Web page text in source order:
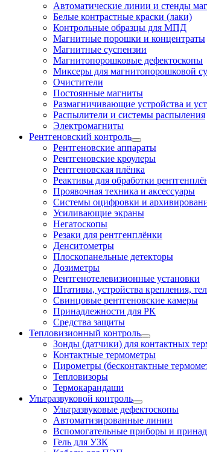
Автоматические линии и стенды
Белые контрастные краски (лаки)
Контрольные образцы для МПД
Магнитные порошки и концентраты
Магнитные суспензии
Магнитопорошковые дефектоскопы
Миксеры для магнитопорошковой
Очистители
Постоянные магниты
Размагничивающие устройства и
Распылители и системы распыления
Электромагниты
Рентгеновский контроль
Рентгеновские аппараты
Рентгеновские кроулеры
Рентгеновская плёнка
Реактивы для обработки
Проявочная техника и аксессуары
Системы оцифровки и
Усиливающие экраны
Негатоскопы
Резаки для рентгенплёнки
Денситометры
Плоскопанельные детекторы
Дозиметры
Рентгенотелевизионные установки
Штативы, устройства крепления,
Свинцовые рентгеновские камеры
Принадлежности для РК
Средства защиты
Тепловизионный контроль
Зонды (датчики) для контактных
Контактные термометры
Пирометры (бесконтактные
Тепловизоры
Термокарандаши
Ультразвуковой контроль
Ультразвуковые дефектоскопы
Автоматизированные линии
Вспомогательные приборы и
Гель для УЗК